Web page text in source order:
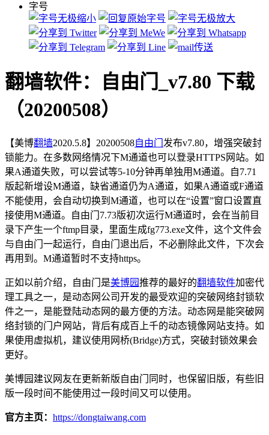
字号
翻墙软件：自由门_v7.80 下载
（20200508）
【美博翻墙2020.5.8】20200508自由门 发布v7.80，增强突破封
锁能力。在多数网络情况下M通道也可以登录HTTPS网站。如
果A通道失败，可以尝试等5-10分钟再单独用M通道。自7.71
版起新增设M通道，缺省通道仍为A通道，如果A通道或F通道
不能使用，会自动切换到M通道，也可以在“设置”窗口设置直
接使用M通道。自由门7.73版初次运行M通道时，会在当前目
录下产生一个ftmp目录，里面生成fg773.exe文件，这个文件会
与自由门一起运行，自由门退出后，不必删除此文件，下次会
再用到。M通道暂时不支持https。
正如以前介绍，自由门是美博园推荐的最好的翻墙软件加密代
理工具之一，是动态网公司开发的最受欢迎的突破网络封锁软
件之一，是能登陆动态网的最方便的方法。动态网是能突破网
络封锁的门户网站，背后有成百上千的动态镜像网站支持。如
果使用虚拟机，建议使用网桥(Bridge)方式，突破封锁效果会
更好。
美博园建议网友在更新新版自由门同时，也保留旧版，有些旧
版一段时间不能使用过一段时间又可以使用。
官方主页： https://dongtaiwang.com